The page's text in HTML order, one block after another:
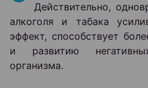
Действительно,
алкоголя и табака
эффект, способствует
и развитию
организма.